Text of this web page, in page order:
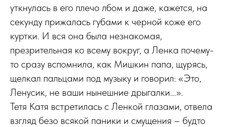
уткнулась в его плечо лбом и даже, кажется, на
секунду прижалась губами к черной коже его
куртки. И вся она была незнакомая,
презрительная ко всему вокруг, а Ленка почему-
то сразу вспомнила, как Мишкин папа, щурясь,
щелкал пальцами под музыку и говорил: «Это,
Ленусик, не ваши нынешние дрыгалки...».
Тетя Катя встретилась с Ленкой глазами, отвела
взгляд безо всякой паники и смущения – будто